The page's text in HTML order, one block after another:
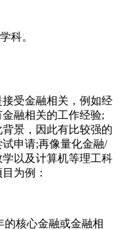
科。
受金融相关，例如经
融相关的工作经验;
景，因此有比较强的
申请;再像量化金融/
以及计算机等理工科
为例：
核心金融或金融相